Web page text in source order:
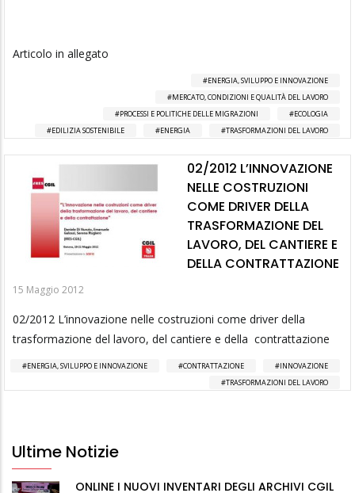
Articolo in allegato
ENERGIA, SVILUPPO E INNOVAZIONE
MERCATO, CONDIZIONI E QUALITÀ DEL LAVORO
PROCESSI E POLITICHE DELLE MIGRAZIONI
ECOLOGIA
EDILIZIA SOSTENIBILE
ENERGIA TRASFORMAZIONI DEL LAVORO
02/2012 L’INNOVAZIONE
NELLE COSTRUZIONI
COME DRIVER DELLA
TRASFORMAZIONE DEL
LAVORO, DEL CANTIERE E
DELLA CONTRATTAZIONE
15 Maggio 2012
02/2012 L’innovazione nelle costruzioni come driver della
trasformazione del lavoro, del cantiere e della contrattazione
ENERGIA, SVILUPPO E INNOVAZIONE CONTRATTAZIONE
INNOVAZIONE
TRASFORMAZIONI DEL LAVORO
Ultime Notizie
ONLINE I NUOVI INVENTARI DEGLI ARCHIVI CGIL